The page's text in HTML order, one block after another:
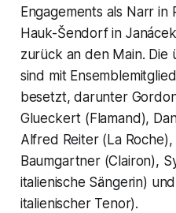
Engagements als Narr in
Hauk-Šendorf in
zurück an den Main.
sind mit
besetzt, darunter
Glueckert (Flamand),
Alfred Reiter (La Roche),
Baumgartner (Clairon),
italienische Sängerin)
italienischer Tenor).